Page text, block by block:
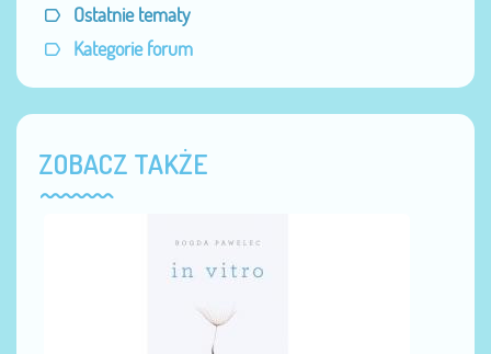
Ostatnie tematy
Kategorie forum
ZOBACZ TAKŻE